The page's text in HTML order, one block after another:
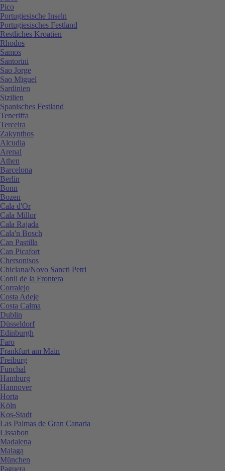
Pico
Portugiesische Inseln
Portugiesisches Festland
Restliches Kroatien
Rhodos
Samos
Santorini
Sao Jorge
Sao Miguel
Sardinien
Sizilien
Spanisches Festland
Teneriffa
Terceira
Zakynthos
Alcudia
Arenal
Athen
Barcelona
Berlin
Bonn
Bozen
Cala d'Or
Cala Millor
Cala Rajada
Cala'n Bosch
Can Pastilla
Can Picafort
Chersonisos
Chiclana/Novo Sancti Petri
Conil de la Frontera
Corralejo
Costa Adeje
Costa Calma
Dublin
Düsseldorf
Edinburgh
Faro
Frankfurt am Main
Freiburg
Funchal
Hamburg
Hannover
Horta
Köln
Kos-Stadt
Las Palmas de Gran Canaria
Lissabon
Madalena
Malaga
München
Paguera